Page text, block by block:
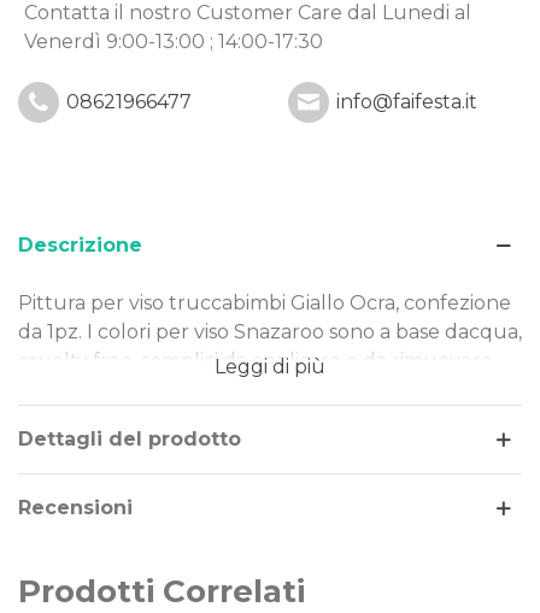
Contatta il nostro Customer Care dal Lunedi al
Venerdì 9:00-13:00 ; 14:00-17:30
08621966477 info@faifesta.it
Descrizione
Pittura per viso truccabimbi Giallo Ocra, confezione
da 1pz. I colori per viso Snazaroo sono a base dacqua,
cruelty free, semplici da applicare e da rimuovere.
sostanze tossiche e vengono prodotti usando
soltanto i migliori ingredienti cosmetici
Leggi di più
Dettagli del prodotto
Recensioni
Prodotti Correlati